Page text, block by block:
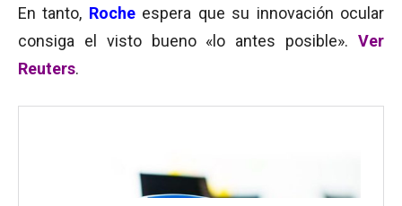
En tanto, Rocheespera que su innovación ocular
consiga el visto bueno «lo antes posible». Ver
Reuters.